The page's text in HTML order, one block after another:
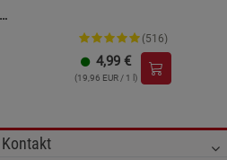
(516)
4,99 €
(19,96 EUR / 1 l)
Kontakt